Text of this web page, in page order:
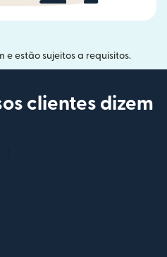
e estão sujeitos a requisitos.
clientes dizem